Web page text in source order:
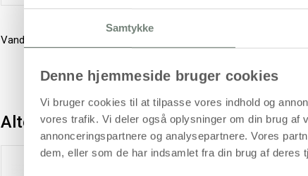
Samtykke
Denne hjemmeside bruger cookies
Vi bruger cookies til at tilpasse vores indhold og
vores trafik. Vi deler også oplysninger om din brug af
annonceringspartnere og analysepartnere. Vores
dem, eller som de har indsamlet fra din brug af deres
Vandbaseret, heldækkende tusch i god kvalitet med pumpespids.
Alternativer